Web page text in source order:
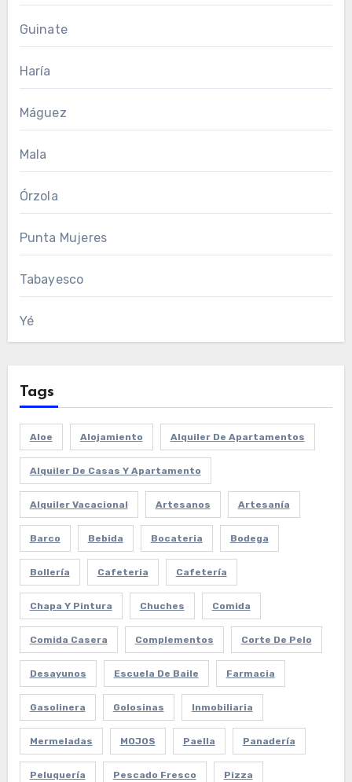
Guinate
Haría
Máguez
Mala
Órzola
Punta Mujeres
Tabayesco
Yé
Tags
Aloe Alojamiento Alquiler De Apartamentos
Alquiler De Casas Y Apartamento
Alquiler Vacacional Artesanos Artesanía
Barco Bebida Bocateria Bodega
Bollería Cafeteria Cafetería
Chapa Y Pintura Chuches Comida
Comida Casera Complementos Corte De Pelo
Desayunos Escuela De Baile Farmacia
Gasolinera Golosinas Inmobiliaria
Mermeladas MOJOS Paella Panadería
Peluquería Pescado Fresco Pizza